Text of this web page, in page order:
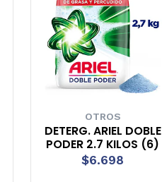
OTROS
DETERG. ARIEL DOBLE
PODER 2.7 KILOS (6)
$6.698